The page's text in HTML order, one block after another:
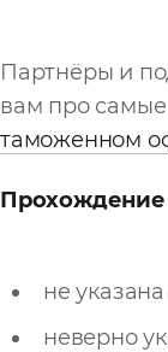
Партнёры и
вам про
таможенном
Прохождение
не
неверно
Добавить еще
Согласен с